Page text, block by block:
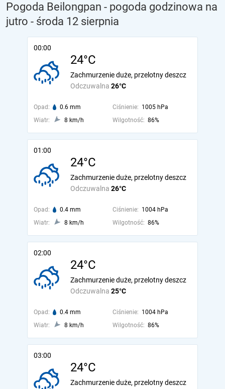
Pogoda Beilongpan - pogoda godzinowa na
jutro - środa 12 sierpnia
00:00
24°C
Odczuwalna 26°C
Zachmurzenie duże, przelotny deszcz
Opad: 0.6 mm Ciśnienie: 1005 hPa
Wiatr:
8 km/h Wilgotność: 86%
01:00
24°C
Odczuwalna 26°C
Zachmurzenie duże, przelotny deszcz
Opad: 0.4 mm Ciśnienie: 1004 hPa
Wiatr:
8 km/h Wilgotność: 86%
02:00
24°C
Odczuwalna 25°C
Zachmurzenie duże, przelotny deszcz
Opad: 0.4 mm Ciśnienie: 1004 hPa
Wiatr:
8 km/h Wilgotność: 86%
03:00
24°C
Zachmurzenie duże, przelotny deszcz